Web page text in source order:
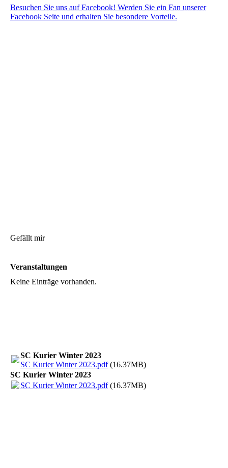
Besuchen Sie uns auf Facebook! Werden Sie ein Fan unserer
Facebook Seite und erhalten Sie besondere Vorteile.
Gefällt mir
Veranstaltungen
Keine Einträge vorhanden.
SC Kurier Winter 2023
SC Kurier Winter 2023.pdf(16.37MB)
SC Kurier Winter 2023
SC Kurier Winter 2023.pdf(16.37MB)